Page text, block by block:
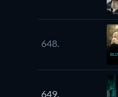
648.
649.